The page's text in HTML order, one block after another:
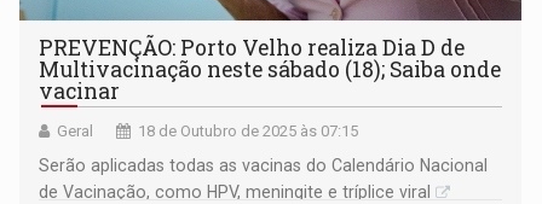
PREVENÇÃO: Porto Velho realiza Dia D de
Multivacinação neste sábado (18); Saiba onde
vacinar
Geral 18 de Outubro de 2025 às 07:15
Serão aplicadas todas as vacinas do Calendário Nacional
de Vacinação, como HPV, meningite e tríplice viral